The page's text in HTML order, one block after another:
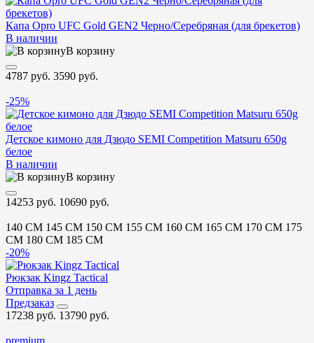
Капа Opro UFC Gold GEN2 Черно/Серебряная (для брекетов)
В наличии
В корзину
4787 руб. 3590 руб.
-25%
Детское кимоно для Дзюдо SEMI Competition Matsuru 650g
белое
В наличии
В корзину
14253 руб. 10690 руб.
140 CM 145 CM 150 CM 155 CM 160 CM 165 CM 170 CM 175
CM 180 CM 185 CM
-20%
Рюкзак Kingz Tactical
Отправка за 1 день
Предзаказ
17238 руб. 13790 руб.
premium